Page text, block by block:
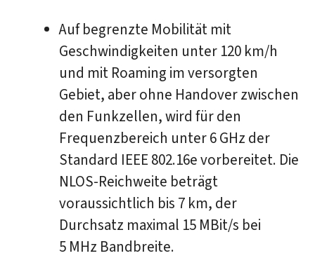
Auf begrenzte Mobilität mit
Geschwindigkeiten unter 120 km/h
und mit Roaming im versorgten
Gebiet, aber ohne Handover zwischen
den Funkzellen, wird für den
Frequenzbereich unter 6 GHz der
Standard IEEE 802.16e vorbereitet. Die
NLOS-Reichweite beträgt
voraussichtlich bis 7 km, der
Durchsatz maximal 15 MBit/s bei
5 MHz Bandbreite.